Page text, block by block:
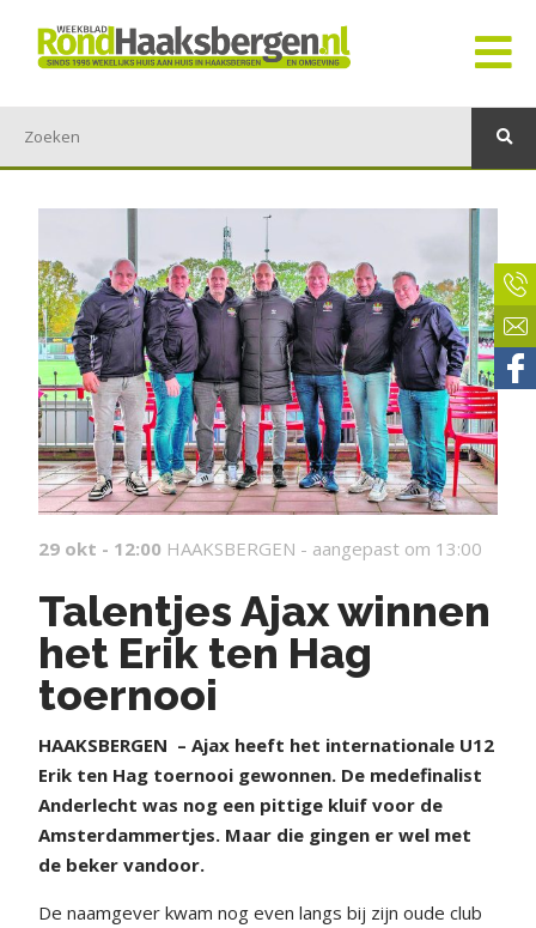
29 okt - 12:00 HAAKSBERGEN - aangepast om 13:00
Talentjes Ajax winnen
het Erik ten Hag
toernooi
HAAKSBERGEN – Ajax heeft het internationale U12
Erik ten Hag toernooi gewonnen. De medefinalist
Anderlecht was nog een pittige kluif voor de
Amsterdammertjes. Maar die gingen er wel met
de beker vandoor.
De naamgever kwam nog even langs bij zijn oude club